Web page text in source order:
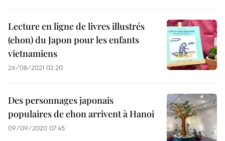
Lecture en ligne de livres illustrés
(ehon) du Japon pour les enfants
vietnamiens
26/08/2021 02:20
Des personnages japonais
populaires de ehon arrivent à Hanoi
09/09/2020 07:45